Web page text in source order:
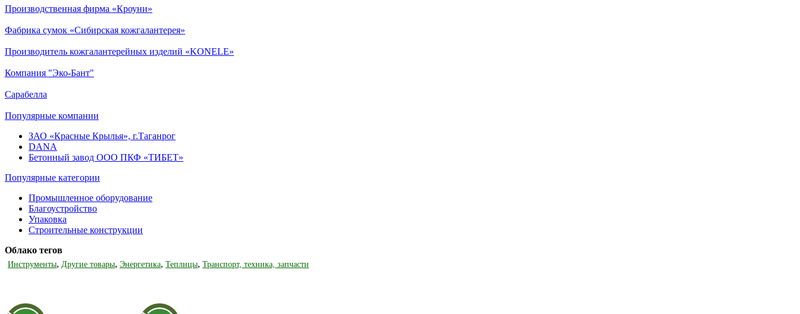
Производственная фирма «Кроуни»
Фабрика сумок «Сибирская кожгалантерея»
Производитель кожгалантерейных изделий «KONELE»
Компания "Эко-Бант"
Сарабелла
Популярные компании
ЗАО «Красные Крылья», г.Таганрог
DANA
Бетонный завод ООО ПКФ «ТИБЕТ»
Популярные категории
Промышленное оборудование
Благоустройство
Упаковка
Строительные конструкции
Облако тегов
Инструменты, Другие товары, Энергетика, Теплицы, Транспорт, техника, запчасти